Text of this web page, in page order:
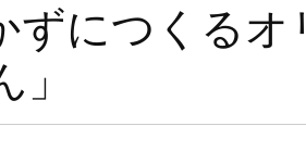
ずにつくる